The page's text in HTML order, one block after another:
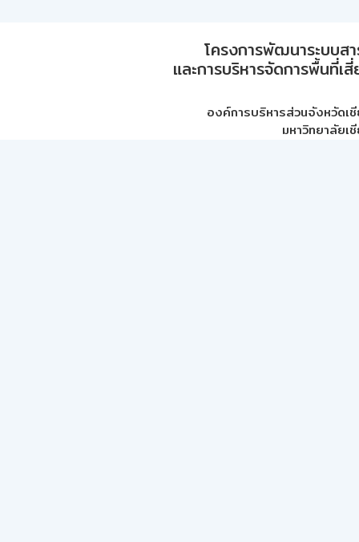
โครงการพัฒนาระบบส
และการบริหารจัดการพื้นที่เ
องค์การบริหารส่วนจังหวัดเ
มหาวิทยาลัยเ